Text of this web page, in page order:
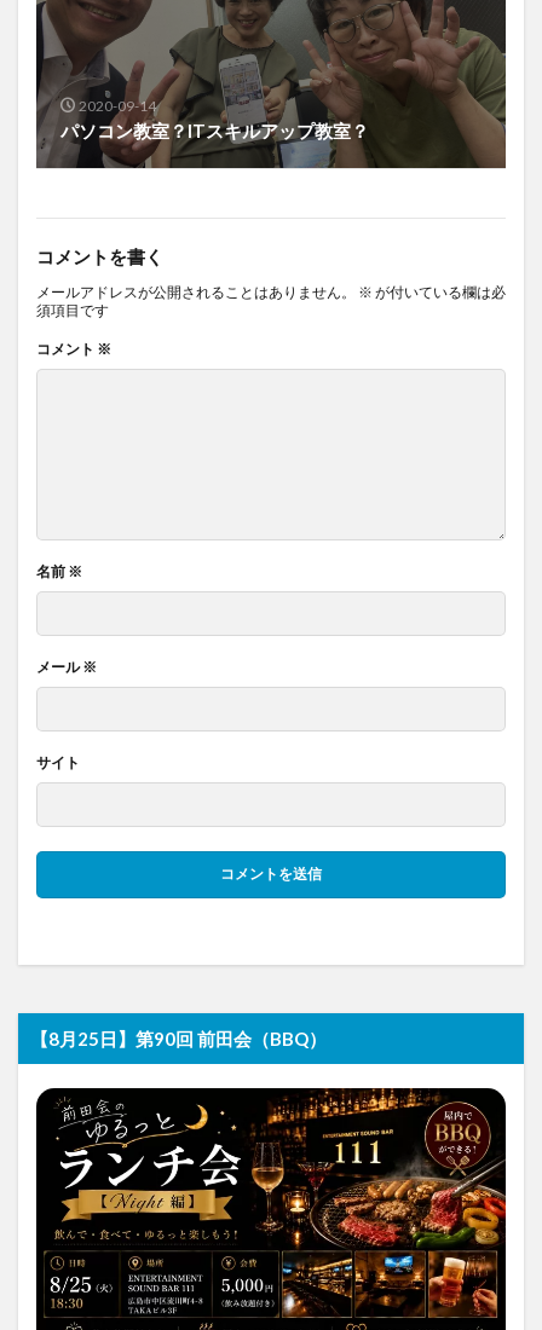
2020-09-14
パソコン教室？ITスキルアップ教室？
コメントを書く
メールアドレスが公開されることはありません。 ※ が付いている欄は必
須項目です
コメント ※
名前 ※
メール※
サイト
【8月25日】第90回 前田会（BBQ）